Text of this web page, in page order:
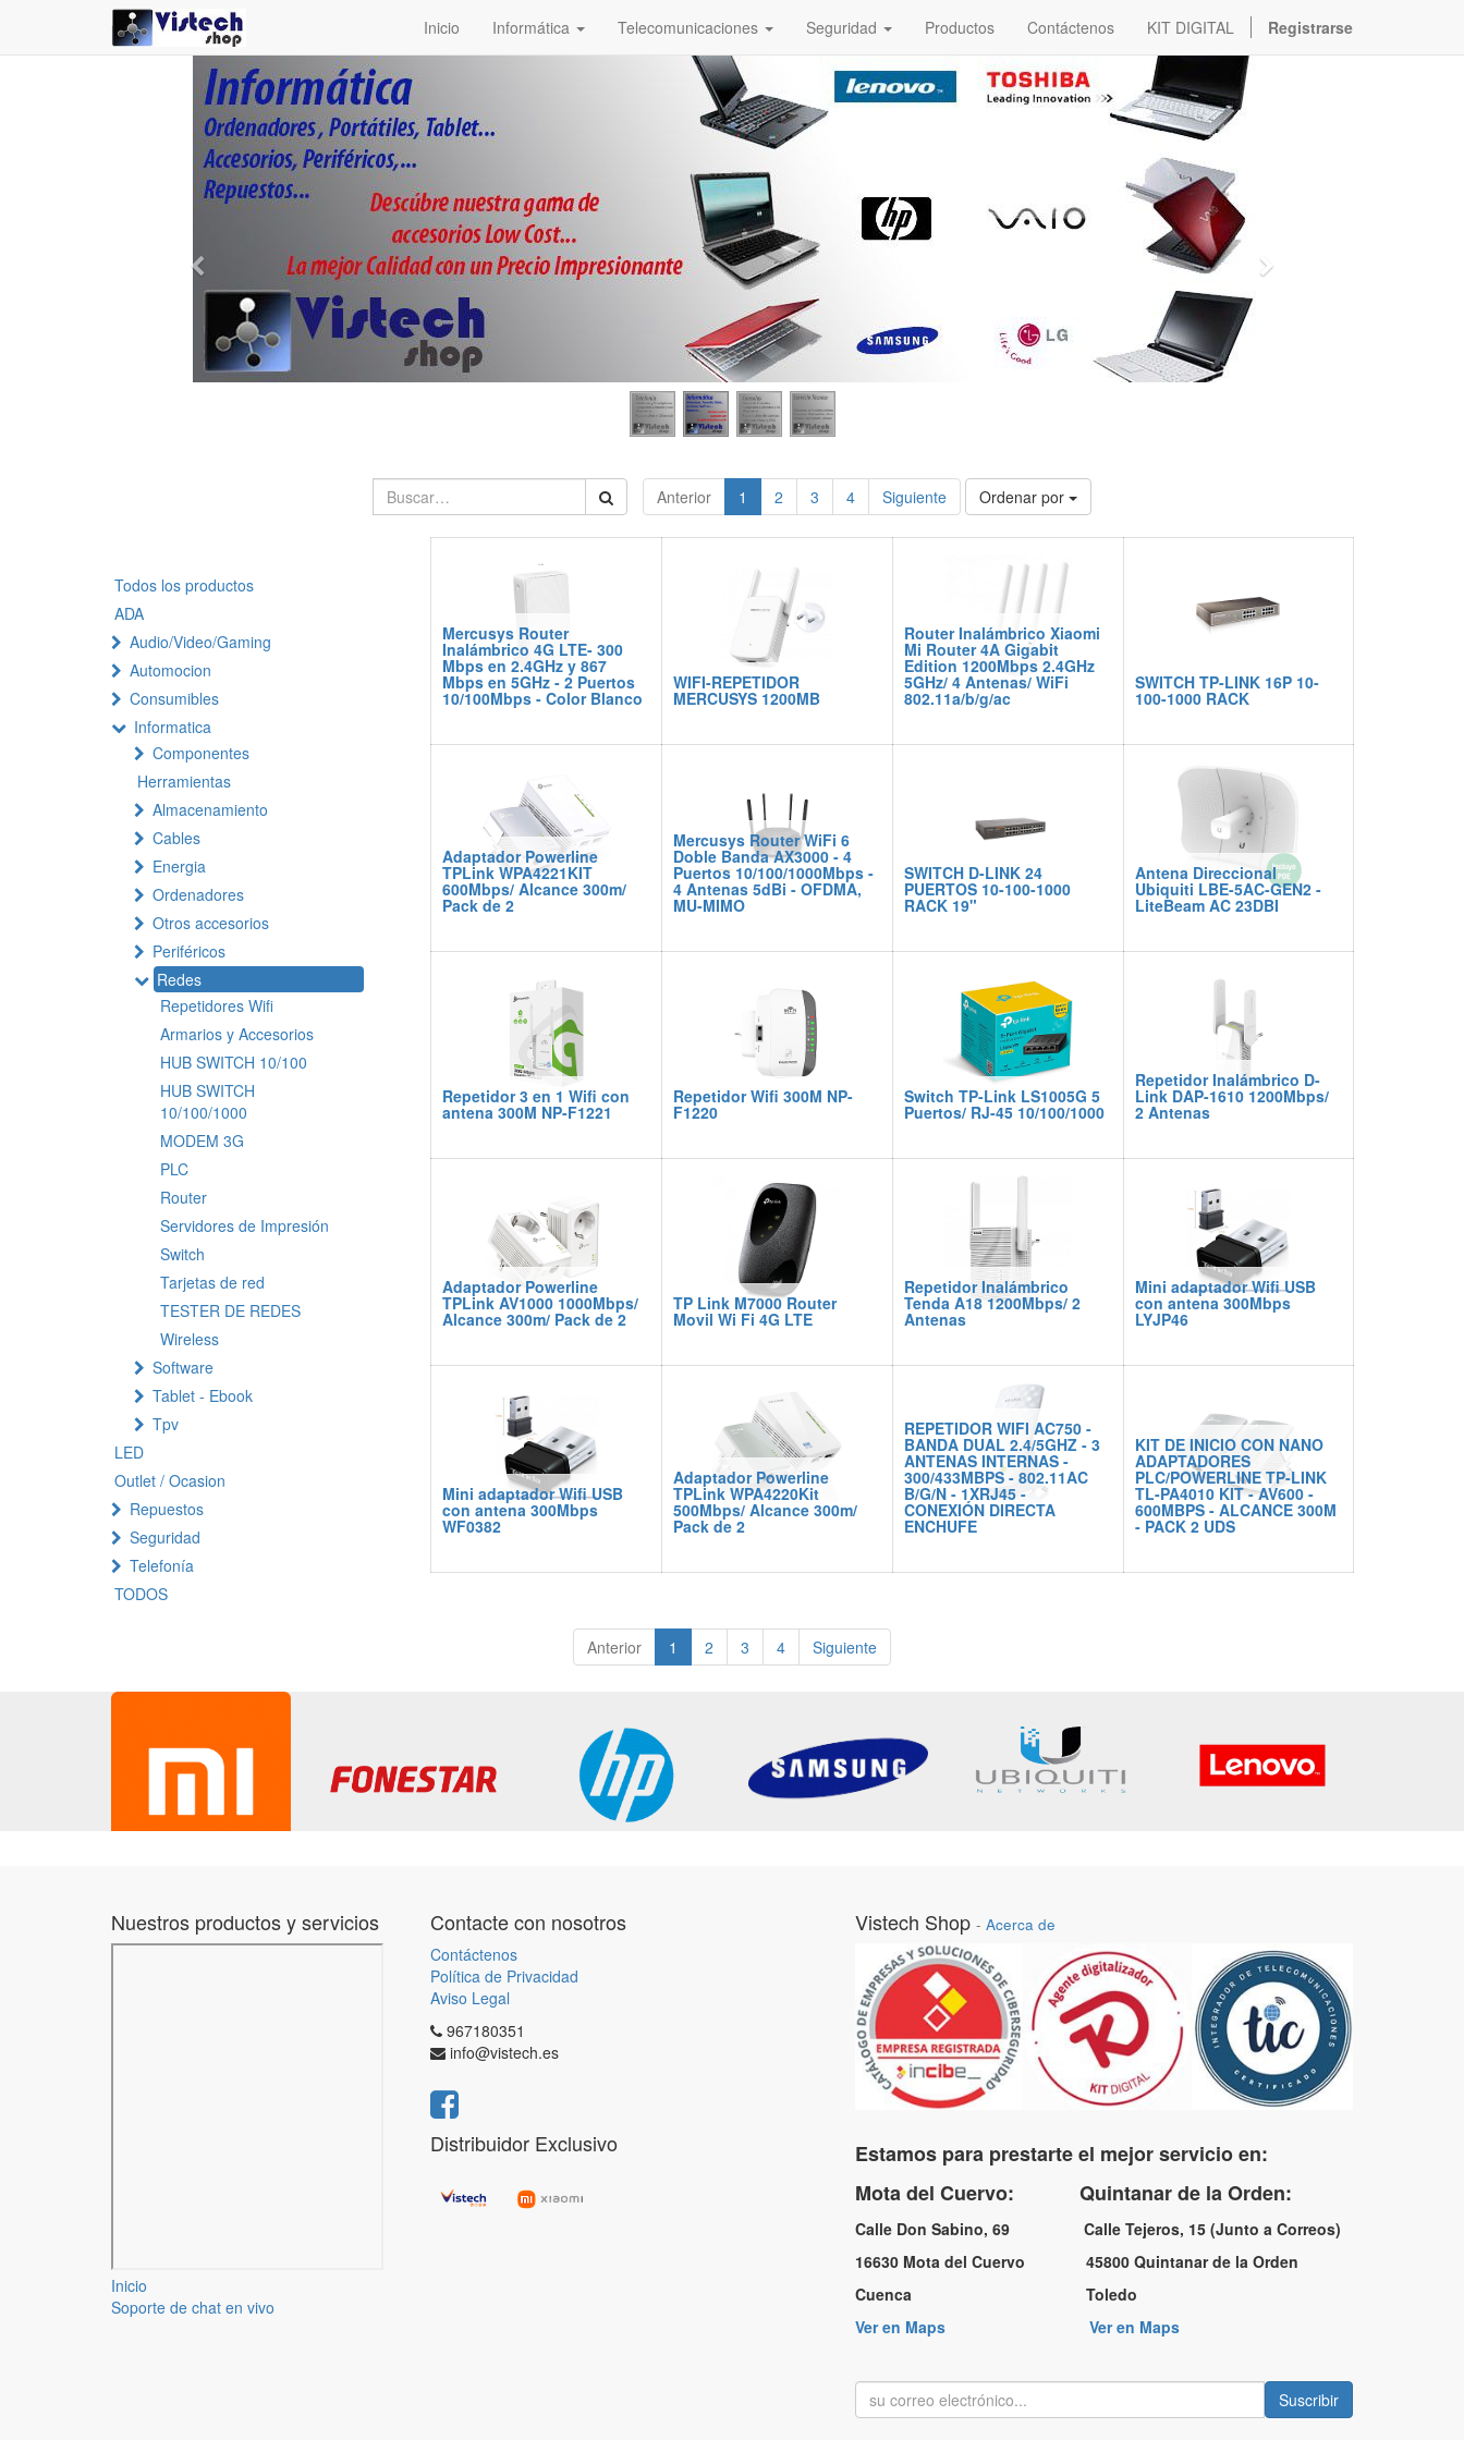
Inicio Informática Telecomunicaciones Seguridad Productos Contáctenos KIT DIGITAL Registrarse
Anterior 1 2 3 4 Siguiente Ordenar por
Todos los productos
ADA
Audio/Video/Gaming
Automocion
Consumibles
Informatica
Componentes
Herramientas
Almacenamiento
Cables
Energia
Ordenadores
Otros accesorios
Periféricos
Redes
Repetidores Wifi
Armarios y Accesorios
HUB SWITCH 10/100
HUB SWITCH
10/100/1000
MODEM 3G
PLC
Router
Servidores de Impresión
Switch
Tarjetas de red
TESTER DE REDES
Wireless
Software
Tablet - Ebook
Tpv
LED
Outlet / Ocasion
Repuestos
Seguridad
Telefonía
TODOS
Mercusys Router
Inalámbrico 4G LTE- 300
Mbps en 2.4GHz y 867
Mbps en 5GHz - 2 Puertos
10/100Mbps - Color Blanco
WIFI-REPETIDOR
MERCUSYS 1200MB
Router Inalámbrico Xiaomi
Mi Router 4A Gigabit
Edition 1200Mbps 2.4GHz
5GHz/ 4 Antenas/ WiFi
802.11a/b/g/ac
SWITCH TP-LINK 16P 10-
100-1000 RACK
Adaptador Powerline
TPLink WPA4221KIT
600Mbps/ Alcance 300m/
Pack de 2
Mercusys Router WiFi 6
Doble Banda AX3000 - 4
Puertos 10/100/1000Mbps -
4 Antenas 5dBi - OFDMA,
MU-MIMO
SWITCH D-LINK 24
PUERTOS 10-100-1000
RACK 19"
Antena Direccional
Ubiquiti LBE-5AC-GEN2 -
LiteBeam AC 23DBI
Repetidor 3 en 1 Wifi con
antena 300M NP-F1221
Repetidor Wifi 300M NP-
F1220
Switch TP-Link LS1005G 5
Puertos/ RJ-45 10/100/1000
Repetidor Inalámbrico D-
Link DAP-1610 1200Mbps/
2 Antenas
Adaptador Powerline
TPLink AV1000 1000Mbps/
Alcance 300m/ Pack de 2
TP Link M7000 Router
Movil Wi Fi 4G LTE
Repetidor Inalámbrico
Tenda A18 1200Mbps/ 2
Antenas
Mini adaptador Wifi USB
con antena 300Mbps
LYJP46
Mini adaptador Wifi USB
con antena 300Mbps
WF0382
Adaptador Powerline
TPLink WPA4220Kit
500Mbps/ Alcance 300m/
Pack de 2
REPETIDOR WIFI AC750 -
BANDA DUAL 2.4/5GHZ - 3
ANTENAS INTERNAS -
300/433MBPS - 802.11AC
B/G/N - 1XRJ45 -
CONEXIÓN DIRECTA
ENCHUFE
KIT DE INICIO CON NANO
ADAPTADORES
PLC/POWERLINE TP-LINK
TL-PA4010 KIT - AV600 -
600MBPS - ALCANCE 300M
- PACK 2 UDS
Anterior 1 2 3 4 Siguiente
Nuestros productos y servicios
Inicio
Soporte de chat en vivo
Contacte con nosotros
Contáctenos
Política de Privacidad
Aviso Legal
967180351
info@vistech.es
Distribuidor Exclusivo
Vistech Shop - Acerca de
Estamos para prestarte el mejor servicio en:
Mota del Cuervo: Quintanar de la Orden:
Calle Don Sabino, 69 Calle Tejeros, 15 (Junto a Correos)
16630 Mota del Cuervo 45800 Quintanar de la Orden
Cuenca Toledo
Ver en Maps
Ver en Maps
Suscribir